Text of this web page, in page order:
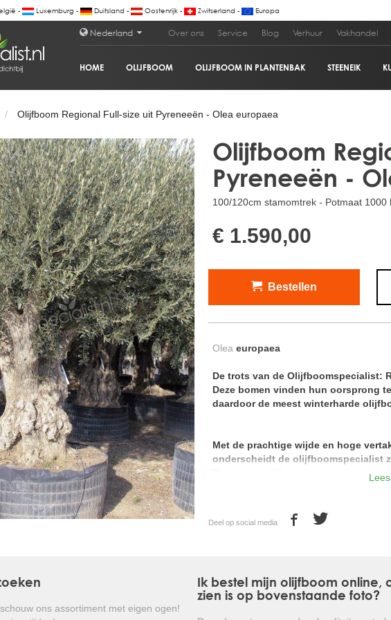
- Luxemburg - Duitsland - Oostenrijk - Zwitserland - Europa
Nederland Over ons Service Blog Verhuur Vakhandel
HOME OLIJFBOOM OLIJFBOOM IN PLANTENBAK STEENEIK
size uit Pyreneeën - Olea europaea €
/ Olijfboom Regional Full-size uit Pyreneeën - Olea europaea
Olijfboom
Pyreneeën -
100/120cm stamomtrek - Potmaat 1000
€ 1.590,00
Bestellen
Olea europaea
De trots van de Olijfboomspecialist:
Deze bomen vinden hun oorsprong
daardoor de meest winterharde
Met de prachtige wijde en hoge
onderscheidt de olijfboomspecialist
Regionale olijfbomen zijn van
De regionale olijfbomen hebben een
De olijfboom is één van de oudste
Deel op social media
ons assortiment met eigen ogen!
Ik bestel mijn olijfboom online,
zien is op bovenstaande foto?